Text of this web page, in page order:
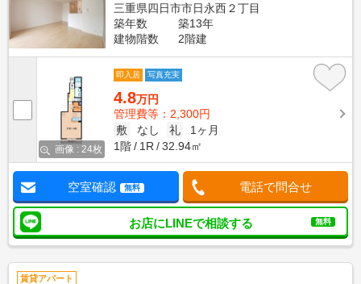
三重県四日市市日永西２丁目
築年数
築13年
建物階数
2階建
画像 : 24枚
即入居 写真充実
4.8万円
管理費等：2,300円
敷
なし 礼
1ヶ月
1階
1R 32.94㎡
空室確認 無料 電話で問合せ
お店にLINEで相談する 無料
賃貸アパート